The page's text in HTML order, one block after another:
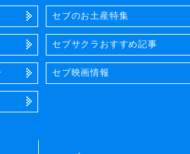
セブのお土産特集
セブサクラおすすめ記事
セブ映画情報